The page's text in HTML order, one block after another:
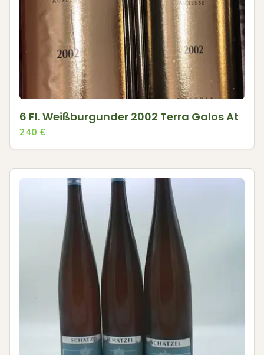
6 Fl. Weißburgunder 2002 Terra Galos At
240 €